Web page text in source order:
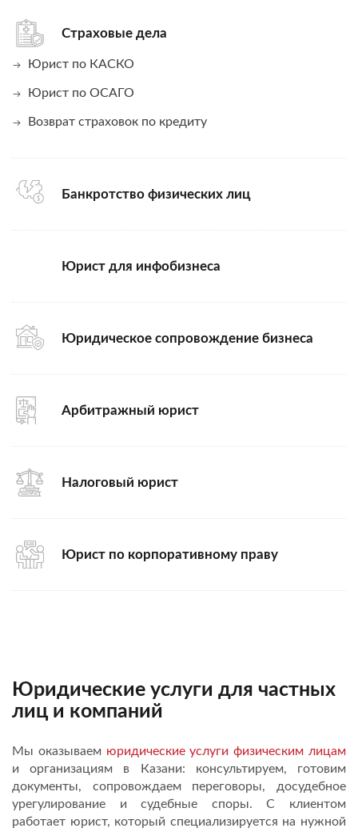
Страховые дела
Юрист по КАСКО
Юрист по ОСАГО
Возврат страховок по кредиту
Банкротство физических лиц
Юрист для инфобизнеса
Юридическое сопровождение бизнеса
Арбитражный юрист
Налоговый юрист
Юрист по корпоративному праву
Юридические услуги для частных
лиц и компаний
Мы оказываем юридические услуги физическим лицам
и организациям в Казани: консультируем, готовим
документы, сопровождаем переговоры, досудебное
урегулирование и судебные споры. С клиентом
работает юрист, который специализируется на нужной